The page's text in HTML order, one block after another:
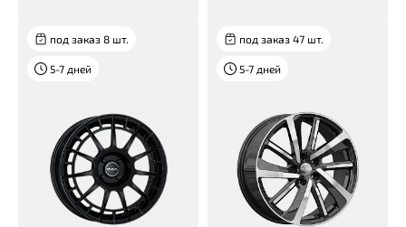
под заказ 8 шт.
5-7 дней
под заказ 47 шт.
5-7 дней